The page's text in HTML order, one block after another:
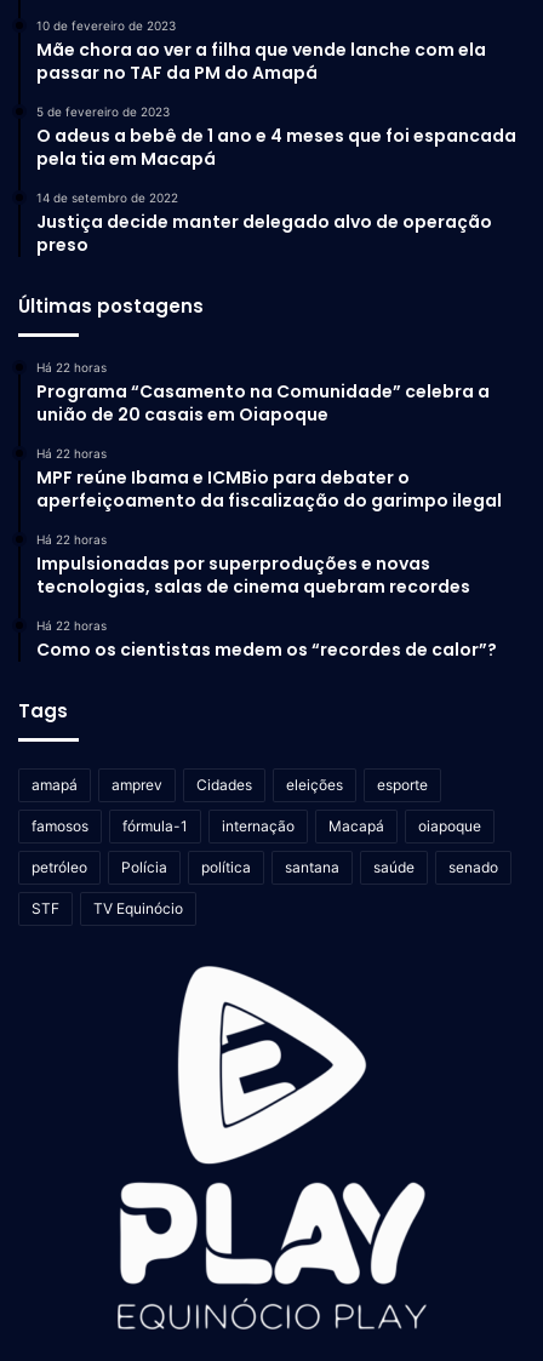
10 de fevereiro de 2023
Mãe chora ao ver a filha que vende lanche com ela
passar no TAF da PM do Amapá
5 de fevereiro de 2023
O adeus a bebê de 1 ano e 4 meses que foi espancada
pela tia em Macapá
14 de setembro de 2022
Justiça decide manter delegado alvo de operação
preso
Últimas postagens
Há 22 horas
Programa “Casamento na Comunidade” celebra a
união de 20 casais em Oiapoque
Há 22 horas
MPF reúne Ibama e ICMBio para debater o
aperfeiçoamento da fiscalização do garimpo ilegal
Há 22 horas
Impulsionadas por superproduções e novas
tecnologias, salas de cinema quebram recordes
Há 22 horas
Como os cientistas medem os “recordes de calor”?
Tags
amapá amprev Cidades eleições esporte
famosos fórmula-1 internação Macapá oiapoque
petróleo Polícia política santana saúde senado
STF TV Equinócio